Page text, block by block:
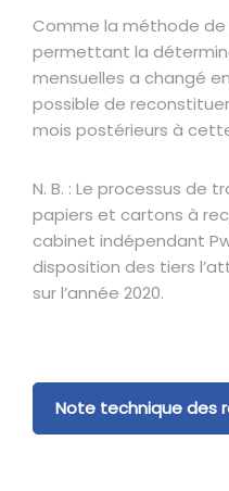
Comme la méthode de
permettant la
mensuelles a changé
possible de
mois postérieurs à
N. B. : Le processus de
papiers et cartons à
cabinet indépendant
disposition des tiers
sur l’année 2020.
Note technique des